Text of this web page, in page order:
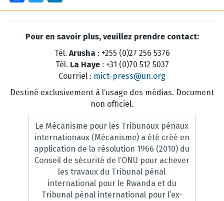
Pour en savoir plus, veuillez prendre contact:
Tél. Arusha : +255 (0)27 256 5376
Tél. La Haye: +31 (0)70 512 5037
Courriel : mict-press@un.org
Destiné exclusivement à l’usage des médias. Document
non officiel.
Le Mécanisme pour les Tribunaux pénaux
internationaux (Mécanisme) a été créé en
application de la résolution 1966 (2010) du
Conseil de sécurité de l’ONU pour achever
les travaux du Tribunal pénal
international pour le Rwanda et du
Tribunal pénal international pour l’ex-